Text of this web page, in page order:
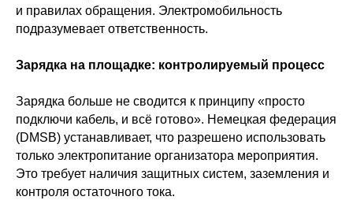
и правилах обращения. Электромобильность
подразумевает ответственность.
Зарядка на площадке: контролируемый процесс
Зарядка больше не сводится к принципу «просто
подключи кабель, и всё готово». Немецкая федерация
(DMSB) устанавливает, что разрешено использовать
только электропитание организатора мероприятия.
Это требует наличия защитных систем, заземления и
контроля остаточного тока.